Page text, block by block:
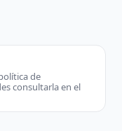
de
consultarla en el